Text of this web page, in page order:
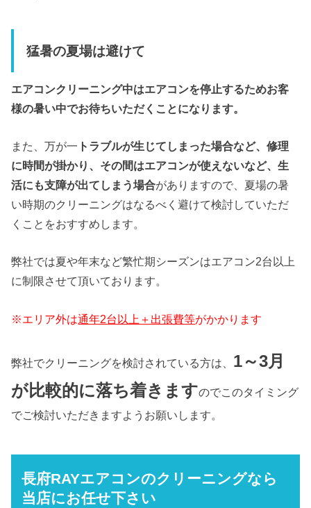
猛暑の夏場は避けて
エアコンクリーニング中はエアコンを停止するためお客
様の暑い中でお待ちいただくことになります。
また、万が一 トラブルが生じてしまった場合など、修理
に時間が掛かり、その間はエアコンが使えないなど、生
活にも支障が出てしまう場合がありますので、夏場の暑
い時期のクリーニングはなるべく避けて検討していただ
くことをおすすめします。
弊社では夏や年末など繁忙期シーズンはエアコン2台以上
に制限させて頂いております。
※エリア外は通年2台以上＋出張費等がかかります
弊社でクリーニングを検討されている方は、 1～3月
が比較的に落ち着きますのでこのタイミング
でご検討いただきますようお願いします。
長府RAYエアコンのクリーニングなら
当店にお任せ下さい